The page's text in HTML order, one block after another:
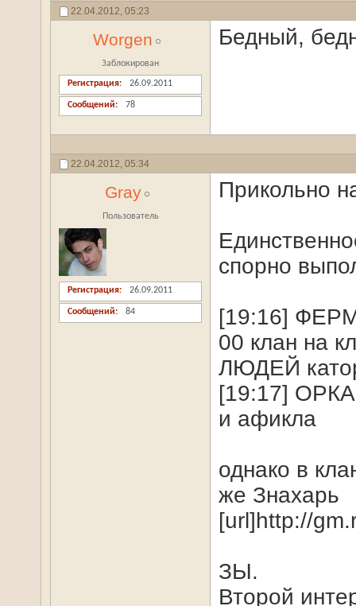
22.04.2012, 05:23
Worgen
Заблокирован
Регистрация 26.09.2011
Сообщений 78
Бедный,
22.04.2012, 05:34
Gray
Пользователь
Регистрация 26.09.2011
Сообщений 84
Прикольно
спорно
[19:16]
00 клан на
ЛЮДЕЙ
[19:17]
и афикла
однако в
же Знахарь
[url]http://
ЗЫ.
Второй